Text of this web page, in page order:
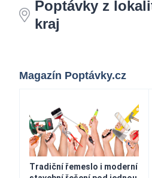
Poptávky z
kraj
Magazín Poptávky.cz
Tradiční řemeslo i moderní